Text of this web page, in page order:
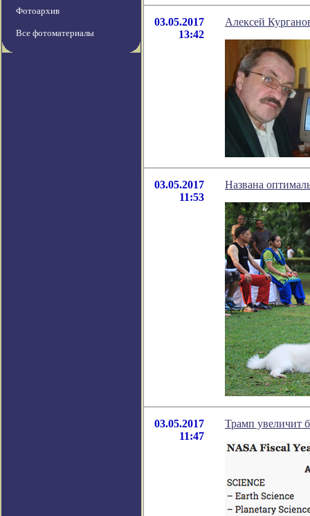
Фотоархив
Все фотоматериалы
03.05.2017
13:42
Алексей
03.05.2017
11:53
Названа
03.05.2017
11:47
Трамп увеличит